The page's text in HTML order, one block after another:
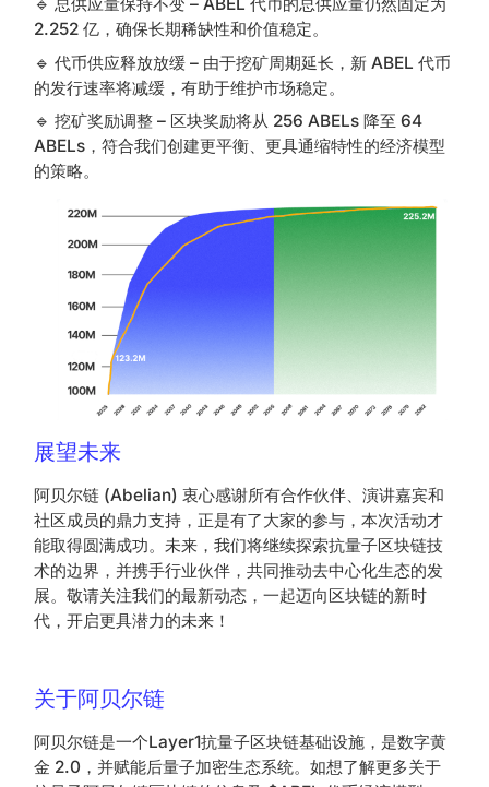
2.252 亿，确保长期稀缺性和价值稳定。
🔹 代币供应释放放缓 – 由于挖矿周期延长，新 ABEL 代币
的发行速率将减缓，有助于维护市场稳定。
🔹 挖矿奖励调整 – 区块奖励将从 256 ABELs 降至 64
ABELs，符合我们创建更平衡、更具通缩特性的经济模型
的策略。
展望未来
阿贝尔链 (Abelian) 衷心感谢所有合作伙伴、演讲嘉宾和
社区成员的鼎力支持，正是有了大家的参与，本次活动才
能取得圆满成功。未来，我们将继续探索抗量子区块链技
术的边界，并携手行业伙伴，共同推动去中心化生态的发
展。敬请关注我们的最新动态，一起迈向区块链的新时
代，开启更具潜力的未来！
关于阿贝尔链
阿贝尔链是一个Layer1抗量子区块链基础设施，是数字黄
金 2.0，并赋能后量子加密生态系统。如想了解更多关于